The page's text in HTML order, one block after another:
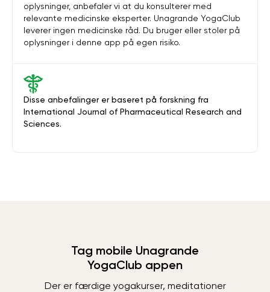
Disse anbefalinger er baseret på forskning fra
International Journal of Pharmaceutical Research and
Sciences.
oplysninger, anbefaler vi at du konsulterer med
relevante medicinske eksperter. Unagrande YogaClub
leverer ingen medicinske råd. Du bruger eller stoler på
oplysninger i denne app på egen risiko.
Tag mobile Unagrande
YogaClub appen
Der er færdige yogakurser, meditationer